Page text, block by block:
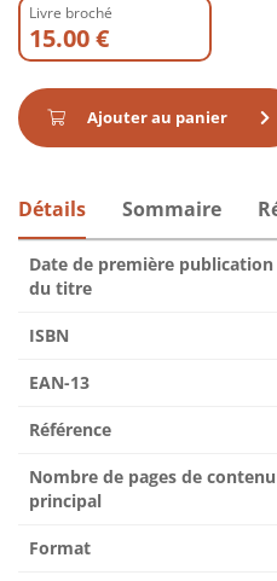
Livre broché
15.00 €
Ajouter au panier
Détails Sommaire
Date de première publication
du titre
ISBN
EAN-13
Référence
Nombre de pages de contenu
principal
Format